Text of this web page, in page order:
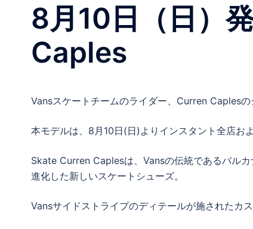
8月10日（日）
Caples
Vansスケートチームのライダー、Curren Caples
本モデルは、8月10日(日)よりインスタント全店お
Skate Curren Caplesは、Vansの伝統であるバル
進化した新しいスケートシューズ。
Vansサイドストライプのディテールが施されたカ